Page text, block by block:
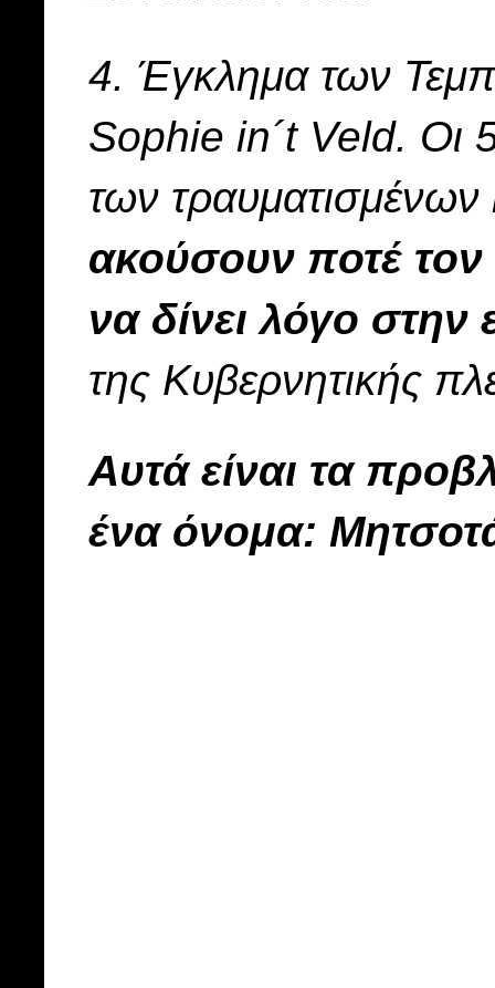
4. Έγκλημα των
Sophie in´t Veld. Οι
των
ακούσουν ποτέ
να δίνει λόγο στην
της Κυβερνητικής
Αυτά είναι τα
ένα όνομα: